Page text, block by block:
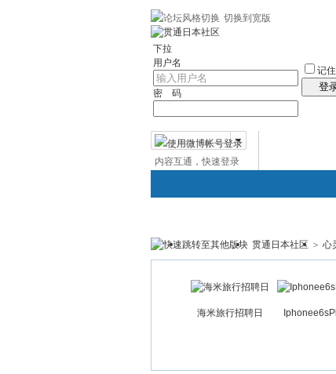
切换到宽版
下拉
用户名
密 码
记
登
微博帐号登录
内容互通，快速登录
贯通日本 日本社区
贯通日本社区 > 心
海米旅行招聘日